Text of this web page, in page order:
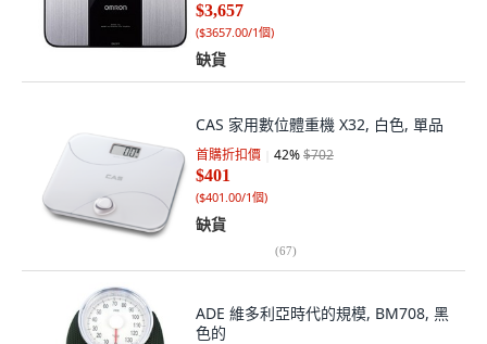
$3,657
($3657.00/1個)
缺貨
CAS 家用數位體重機 X32, 白色, 單品
首購折扣價 42%$702
$401
($401.00/1個)
缺貨
(67)
ADE 維多利亞時代的規模, BM708, 黑
色的